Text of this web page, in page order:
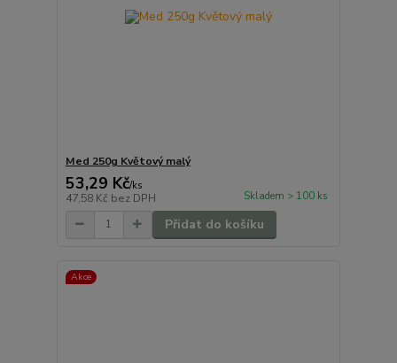
Med 250g Květový malý
53,29 Kč/ks
47,58 Kč bez DPH Skladem > 100 ks
Přidat do košíku
Akce